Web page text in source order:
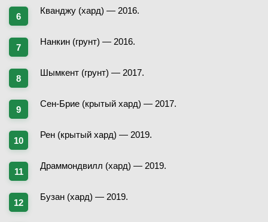
Кванджу (хард) — 2016.
Нанкин (грунт) — 2016.
Шымкент (грунт) — 2017.
Сен-Брие (крытый хард) — 2017.
Рен (крытый хард) — 2019.
Драммондвилл (хард) — 2019.
Бузан (хард) — 2019.